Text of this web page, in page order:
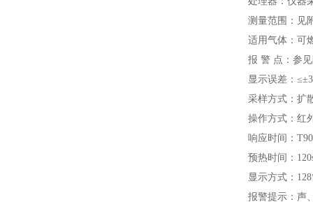
测量范围：见
适用气体：可
报 警 点：参
显示误差：
采样方式：扩
操作方式：红
响应时间：
预热时间：
显示方式：
报警提示：声